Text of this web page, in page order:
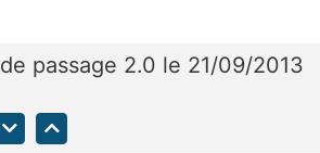
de passage 2.0 le 21/09/2013